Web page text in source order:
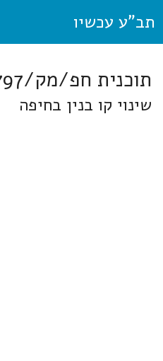
תב"ע עכשיו
תוכנית חפ/מק/1797ג חיפה
שינוי קו בנין בחיפה